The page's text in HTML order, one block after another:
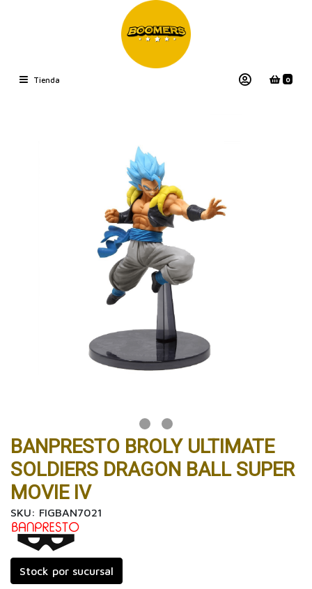
Tienda 0
BANPRESTO BROLY ULTIMATE
SOLDIERS DRAGON BALL SUPER
MOVIE IV
SKU: FIGBAN7021
Stock por sucursal